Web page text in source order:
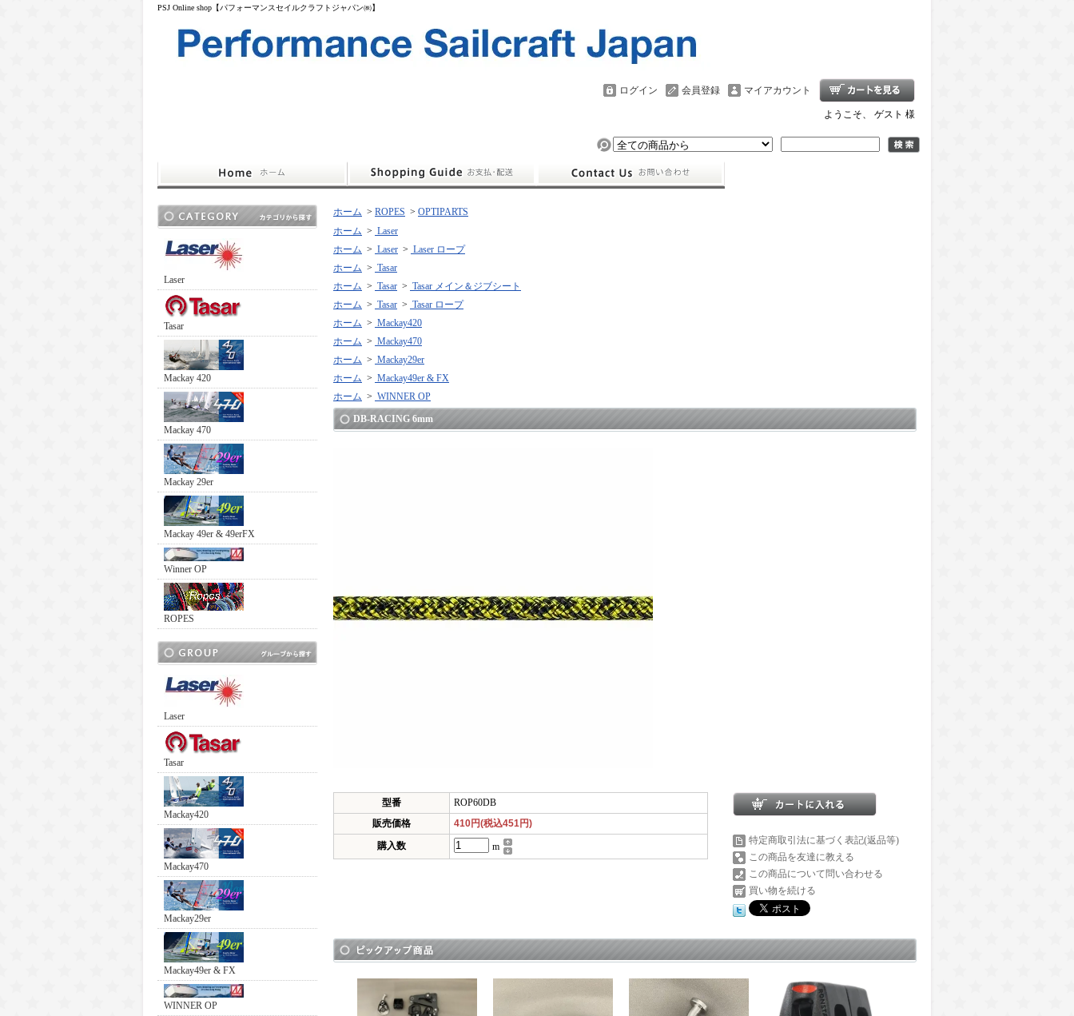
PSJ Online shop【パフォーマンスセイルクラフトジャパン㈱】
マイアカウント
会員登録
ログイン
ようこそ、 ゲスト 様
Laser
Tasar
Mackay 420
Mackay 470
Mackay 29er
Mackay 49er & 49erFX
Winner OP
ROPES
Laser
Tasar
Mackay420
Mackay470
Mackay29er
Mackay49er & FX
WINNER OP
ホーム > ROPES > OPTIPARTS
ホーム > Laser
ホーム > Laser > Laser ロープ
ホーム > Tasar
ホーム > Tasar > Tasar メイン＆ジブシート
ホーム > Tasar > Tasar ロープ
ホーム > Mackay420
ホーム > Mackay470
ホーム > Mackay29er
ホーム > Mackay49er & FX
ホーム > WINNER OP
DB-RACING 6mm
型番
ROP60DB
販売価格
410円(税込451円)
購入数
m
特定商取引法に基づく表記(返品等)
この商品を友達に教える
この商品について問い合わせる
買い物を続ける